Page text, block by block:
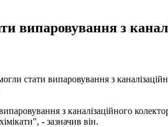
випаровування з
стати випаровування з
з каналізаційного
- зазначив він.